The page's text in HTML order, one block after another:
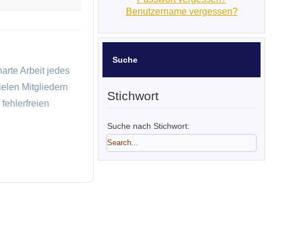
Arbeit jedes
Mitgliedern
Benutzername vergessen?
Suche
Stichwort
Suche nach Stichwort: